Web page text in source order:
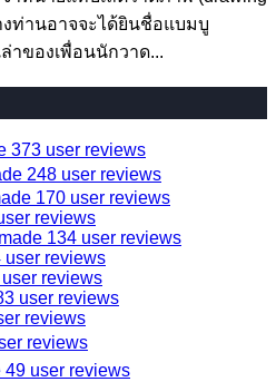
ท่านอาจจะได้ยินชื่อแบมบู
าของเพื่อนนักวาด...
373 user reviews
248 user reviews
170 user reviews
reviews
134 user reviews
user reviews
reviews
user reviews
reviews
reviews
user reviews